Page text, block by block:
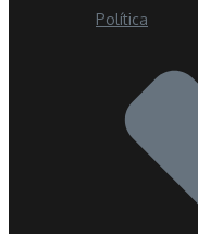
Política